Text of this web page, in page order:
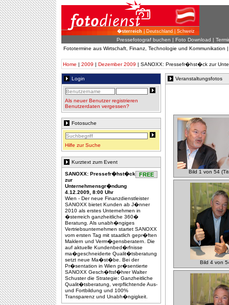
�sterreich| Deutschland | Schweiz
Pressefotograf buchen | Foto Download |
Fototermine aus Wirtschaft, Finanz, Technologie und Kommunikation
Home | 2009 | Dezember 2009 | SANOXX: Pressefr�hst�ck zur
Login
Als neuer Benutzer registrieren
Benutzerdaten vergessen?
Fotosuche
Hilfe zur Suche
Kurztext zum Event
FREE
SANOXX: Pressefr�hst�ck
zur
Unternehmensgr�ndung
4.12.2009, 8:00 Uhr
Wien - Der neue Finanzdienstleister
SANOXX bietet Kunden ab J�nner
2010 als erstes Unternehmen in
�sterreich ganzheitliche 360�
Beratung. Als unabh�ngiges
Vertriebsunternehmen startet SANOXX
vom ersten Tag mit staatlich gepr�ften
Maklern und Verm�gensberatern. Die
auf aktuelle Kundenbed�rfnisse
ma�geschneiderte Qualit�tsberatung
setzt neue Ma�st�be. Bei der
Pr�sentation in Wien pr�sentierte
SANOXX Gesch�ftsf�hrer Walter
Schuster die Strategie: Ganzheitliche
Qualit�tsberatung, verpflichtende Aus-
und Fortbildung und 100%
Transparenz und Unabh�ngigkeit.
Veranstaltungsfotos
Bild 1 von 54
Bild 4 von